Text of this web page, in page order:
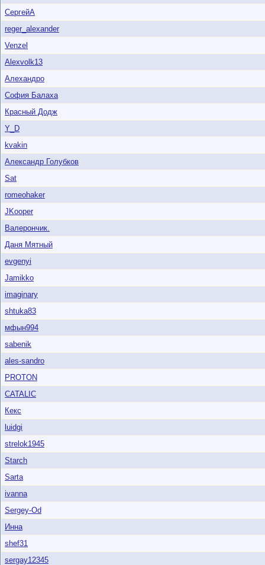
СергейА
reger_alexander
Venzel
Alexvolk13
Алехандро
София Балаха
Красный Додж
Y_D
kvakin
Александр Голубков
Sat
romeohaker
JKooper
Валерончик.
Даня Мятный
evgenyi
Jamikko
imaginary
shtuka83
мфын994
sabenik
ales-sandro
PROTON
CATALIC
Кекс
luidgi
strelok1945
Starch
Sarta
ivanna
Sergey-Od
Инна
shef31
sergay12345